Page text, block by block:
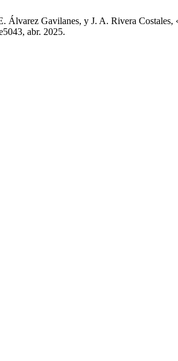
Álvarez Gavilanes, y J. A. Rivera
abr. 2025.